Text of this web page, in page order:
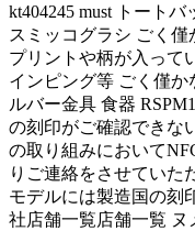
kt404245 must トート
スミッコグラシ ごく僅
プリントや柄が入って
インピング等 ごく僅
ルバー金具 食器
の刻印がご確認できな
の取り組みにおいて
りご連絡をさせていた
モデルには製造国の刻
社店舗一覧店舗一覧